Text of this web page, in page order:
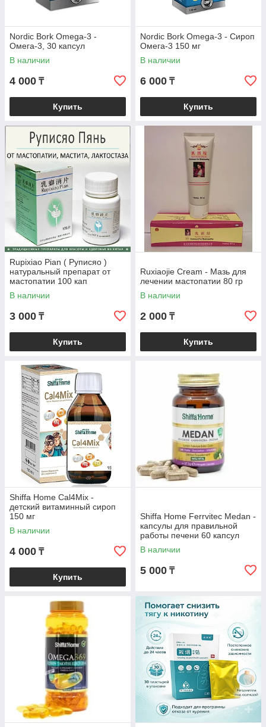
Nordic Bork Omega-3 -
Омега-3, 30 капсул
В наличии
4 000 ₸
Купить
Nordic Bork Omega-3 - Сироп
Омега-3 150 мг
В наличии
6 000 ₸
Купить
Rupixiao Pian ( Руписяо )
натуральный препарат от
мастопатии 100 кап
В наличии
3 000 ₸
Купить
Ruxiaojie Cream - Мазь для
лечении мастопатии 80 гр
В наличии
2 000 ₸
Купить
Shiffa Home Cal4Mix -
детский витаминный сироп
150 мг
В наличии
4 000 ₸
Купить
Shiffa Home Ferrvitec Medan -
капсулы для правильной
работы печени 60 капсул
В наличии
5 000 ₸